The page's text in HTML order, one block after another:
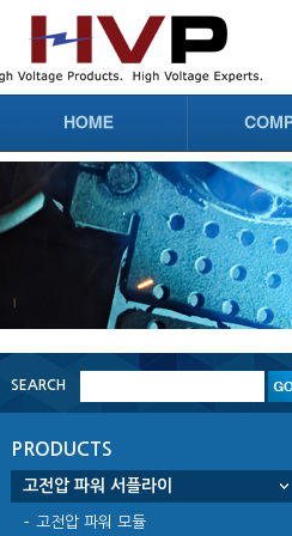
SEARCH
PRODUCTS
고전압 파워 서플라이
고전압 파워 모듈